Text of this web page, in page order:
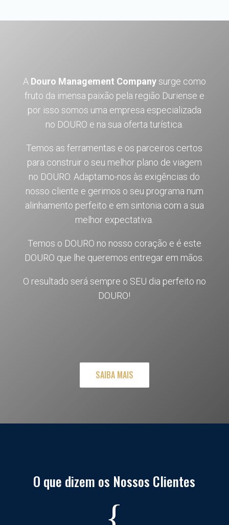
A Douro Management Companysurge como
fruto da imensa paixão pela região Duriense e
por isso somos uma empresa especializada
no DOURO e na sua oferta turística.
Temos as ferramentas e os parceiros certos
para construir o seu melhor plano de viagem
no DOURO. Adaptamo-nos às exigências do
nosso cliente e gerimos o seu programa num
alinhamento perfeito e em sintonia com a sua
melhor expectativa.
Temos o DOURO no nosso coração e é este
DOURO que lhe queremos entregar em mãos.
O resultado será sempre o SEU dia perfeito no
DOURO!
SAIBA MAIS
O que dizem os Nossos Clientes